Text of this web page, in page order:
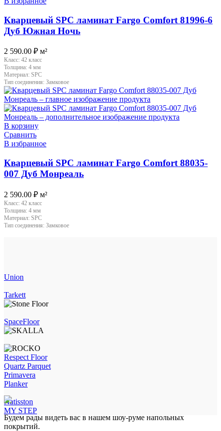
Кварцевый SPC ламинат Fargo Comfort 81996-6
Дуб Южная Ночь
2 590.00 ₽ м²
Класс: 42 класс
Толщина: 4 мм
Материал: SPC
Тип соединения: Замковое
В корзину
Сравнить
В избранное
Кварцевый SPC ламинат Fargo Comfort 88035-
007 Дуб Монреаль
2 590.00 ₽ м²
Класс: 42 класс
Толщина: 4 мм
Материал: SPC
Тип соединения: Замковое
Union
Tarkett
SpaceFloor
Respect Floor
Quartz Parquet
Primavera
Planker
Natisston
MY STEP
Будем рады видеть вас в нашем шоу-руме напольных
покрытий.